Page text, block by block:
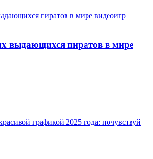
пиратов в мире видеоигр
выдающихся пиратов в мире
графикой 2025 года: почувствуй